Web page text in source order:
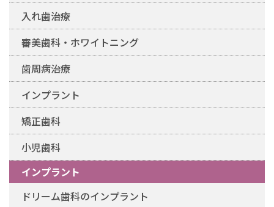
入れ歯治療
審美歯科・ホワイトニング
歯周病治療
インプラント
矯正歯科
小児歯科
インプラント
ドリーム歯科のインプラント